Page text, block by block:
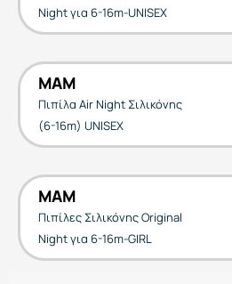
Night για 6-16m-UNISEX
MAM
Πιπίλα Air Night Σιλικόνης
(6-16m) UNISEX
MAM
Πιπίλες Σιλικόνης Original
Night για 6-16m-GIRL